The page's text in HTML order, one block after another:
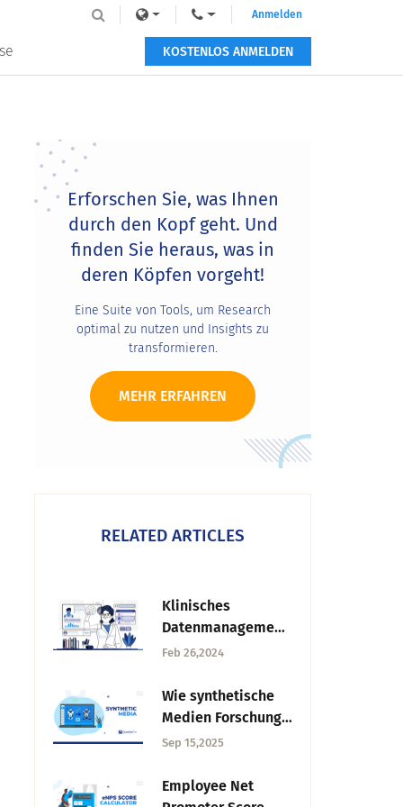
Anmelden
KOSTENLOS ANMELDEN
Primary
Sidebar
Erforschen Sie, was Ihnen
durch den Kopf geht. Und
finden Sie heraus, was in
deren Köpfen vorgeht!
Eine Suite von Tools, um Research
optimal zu nutzen und Insights zu
transformieren.
MEHR ERFAHREN
RELATED ARTICLES
Klinisches
Datenmanagement:
Was es ist, seine
seine Phasen
Feb 26,2024
Wie synthetische
Medien Forschung
und Umfragen
Sep 15,2025
Employee Net